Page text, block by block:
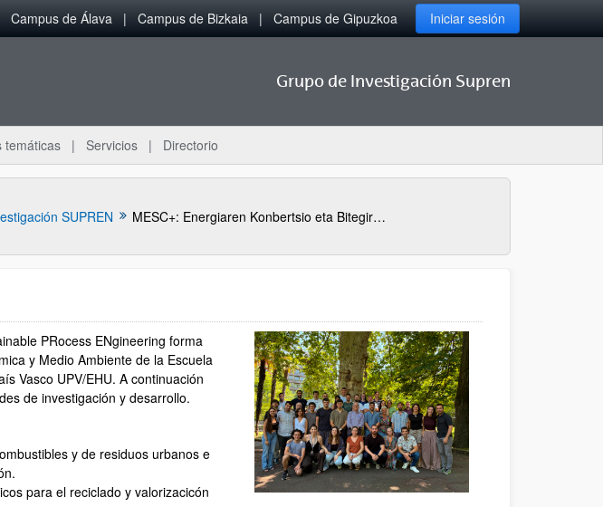
Campus de Álava Campus de Bizkaia Campus de Gipuzkoa Iniciar sesión
Grupo de Investigación Supren
temáticas Servicios Directorio
SUPREN MESC+: Energiaren Konbertsio eta Bitegiratzeko Masterra Erasmun Mundus + programan onartua izan da
PRocess ENgineering forma
y Medio Ambiente de la Escuela
Vasco UPV/EHU. A continuación
de investigación y desarrollo.
y de residuos urbanos e
para el reciclado y valorizacicón